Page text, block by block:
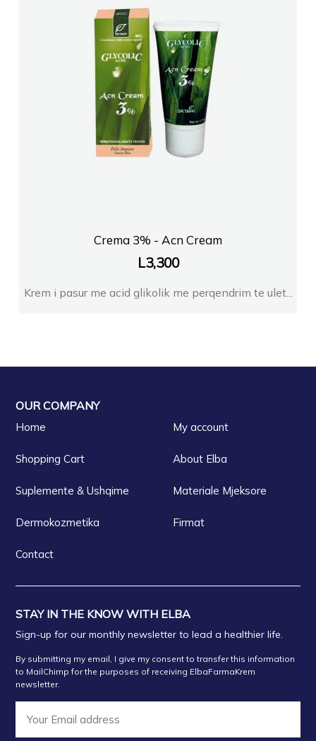
Crema 3% - Acn Cream
L3,300
Krem i pasur me acid glikolik me perqendrim te ulet...
OUR COMPANY
Home My account
Shopping Cart About Elba
Suplemente & Ushqime Materiale Mjeksore
Dermokozmetika Firmat
Contact
STAY IN THE KNOW WITH ELBA
Sign-up for our monthly newsletter to lead a healthier life.
By submitting my email, I give my consent to transfer this information
to MailChimp for the purposes of receiving ElbaFarmaKrem
newsletter.